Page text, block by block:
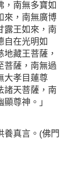
，南無多寶如
來，南無廣博
露王如來，南
自在光明如
藏王菩薩，
菩薩，南無過
大孝目蓮尊
諸天菩薩，南
尊神。」
養真言。(佛門